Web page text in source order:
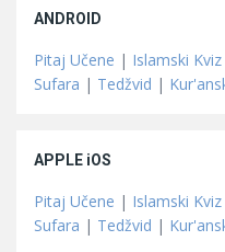
ANDROID
Pitaj Učene | Islamski Kviz
Sufara | Tedžvid |
APPLE iOS
Pitaj Učene | Islamski Kviz
Sufara | Tedžvid |